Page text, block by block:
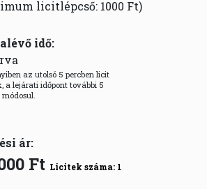
licitlépcső: 1000 Ft)
idő:
az utolsó 5 percben licit
a lejárati időpont további 5
módosul.
ár:
Ft Licitek száma: 1